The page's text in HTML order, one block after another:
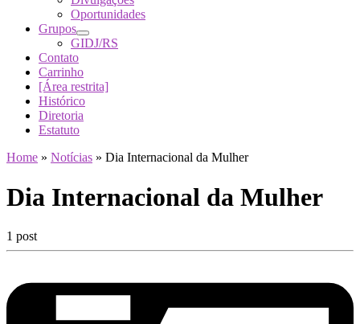
Oportunidades
Grupos
GIDJ/RS
Contato
Carrinho
[Área restrita]
Histórico
Diretoria
Estatuto
Home » Notícias » Dia Internacional da Mulher
Dia Internacional da Mulher
1 post